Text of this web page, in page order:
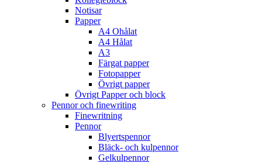
Notisar
Papper
A4 Ohålat
A4 Hålat
A3
Färgat papper
Fotopapper
Övrigt papper
Övrigt Papper och block
Pennor och finewriting
Finewritning
Pennor
Blyertspennor
Bläck- och kulpennor
Gelkulpennor